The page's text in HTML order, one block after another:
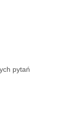
pytań